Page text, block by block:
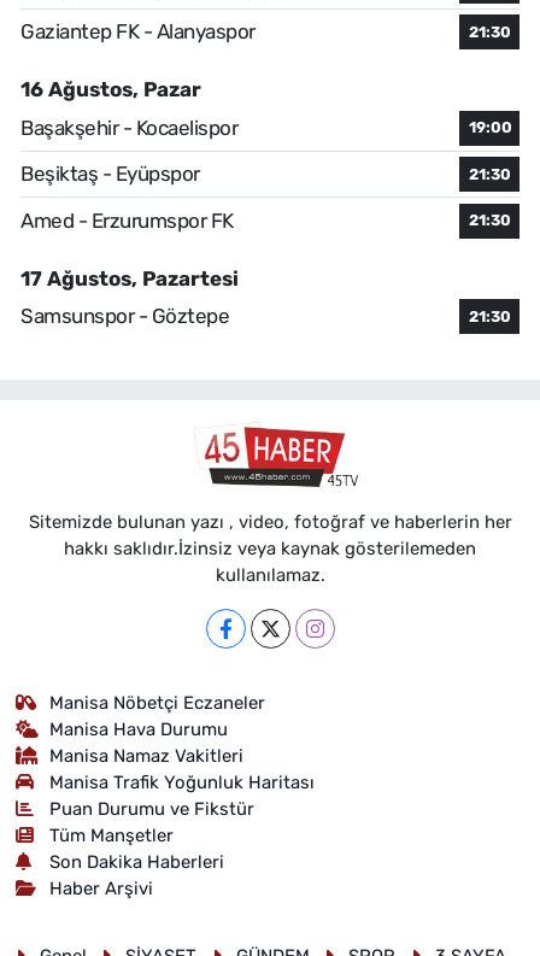
Gaziantep FK - Alanyaspor 21:30
16 Ağustos, Pazar
Başakşehir - Kocaelispor
19:00
Beşiktaş - Eyüpspor 21:30
Amed - Erzurumspor FK 21:30
17 Ağustos, Pazartesi
Samsunspor - Göztepe
21:30
Sitemizde bulunan yazı , video, fotoğraf ve haberlerin her
hakkı saklıdır.İzinsiz veya kaynak gösterilemeden
kullanılamaz.
Manisa Nöbetçi Eczaneler
Manisa Hava Durumu
Manisa Namaz Vakitleri
Manisa Trafik Yoğunluk Haritası
Puan Durumu ve Fikstür
Tüm Manşetler
Son Dakika Haberleri
Haber Arşivi